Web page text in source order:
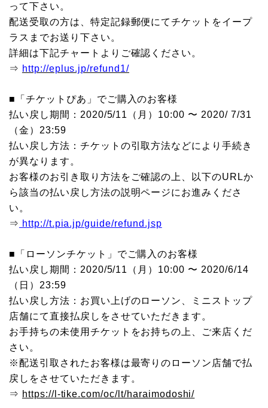
って下さい。
配送受取の方は、特定記録郵便にてチケットをイープ
ラスまでお送り下さい。
詳細は下記チャートよりご確認ください。
⇒ http://eplus.jp/refund1/
■「チケットぴあ」でご購入のお客様
払い戻し期間：2020/5/11（月）10:00 〜 2020/ 7/31
（金）23:59
払い戻し方法：チケットの引取方法などにより手続き
が異なります。
お客様のお引き取り方法をご確認の上、以下のURLか
ら該当の払い戻し方法の説明ページにお進みくださ
い。
⇒ http://t.pia.jp/guide/refund.jsp
■「ローソンチケット」でご購入のお客様
払い戻し期間：2020/5/11（月）10:00 〜 2020/6/14
（日）23:59
払い戻し方法：お買い上げのローソン、ミニストップ
店舗にて直接払戻しをさせていただきます。
お手持ちの未使用チケットをお持ちの上、ご来店くだ
さい。
※配送引取されたお客様は最寄りのローソン店舗で払
戻しをさせていただきます。
⇒ https://l-tike.com/oc/lt/haraimodoshi/